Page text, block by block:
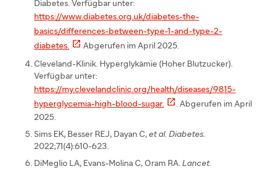
Diabetes. Verfügbar unter:
https://www.diabetes.org.uk/diabetes-the-
basics/differences-between-type-1-and-type-2-
diabetes.  Abgerufen im April 2025.
Cleveland-Klinik. Hyperglykämie (Hoher Blutzucker).
Verfügbar unter:
https://my.clevelandclinic.org/health/diseases/9815-
hyperglycemia-high-blood-sugar.  . Abgerufen im April
2025.
Sims EK, Besser REJ, Dayan C, et al. Diabetes.
2022;71(4):610-623.
DiMeglio LA, Evans-Molina C, Oram RA. Lancet.